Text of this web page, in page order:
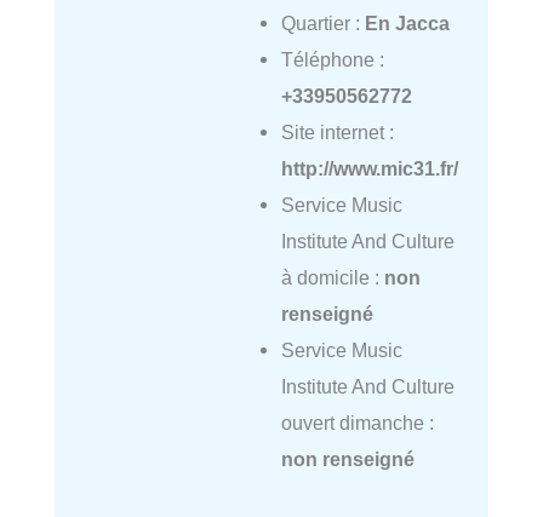
Quartier : En Jacca
Téléphone :
+33950562772
Site internet :
http://www.mic31.fr/
Service Music
Institute And Culture
à domicile : non
renseigné
Service Music
Institute And Culture
ouvert dimanche :
non renseigné